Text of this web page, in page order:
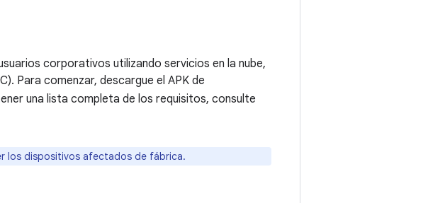
corporativos utilizando servicios en la nube,
Para comenzar, descargue el APK de
una lista completa de los requisitos, consulte
los dispositivos afectados de fábrica.